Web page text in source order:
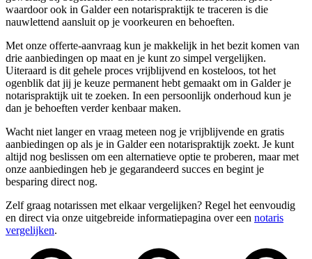
waardoor ook in Galder een notarispraktijk te traceren is die
nauwlettend aansluit op je voorkeuren en behoeften.
Met onze offerte-aanvraag kun je makkelijk in het bezit komen van
drie aanbiedingen op maat en je kunt zo simpel vergelijken.
Uiteraard is dit gehele proces vrijblijvend en kosteloos, tot het
ogenblik dat jij je keuze permanent hebt gemaakt om in Galder je
notarispraktijk uit te zoeken. In een persoonlijk onderhoud kun je
dan je behoeften verder kenbaar maken.
Wacht niet langer en vraag meteen nog je vrijblijvende en gratis
aanbiedingen op als je in Galder een notarispraktijk zoekt. Je kunt
altijd nog beslissen om een alternatieve optie te proberen, maar met
onze aanbiedingen heb je gegarandeerd succes en begint je
besparing direct nog.
Zelf graag notarissen met elkaar vergelijken? Regel het eenvoudig
en direct via onze uitgebreide informatiepagina over een notaris
vergelijken.